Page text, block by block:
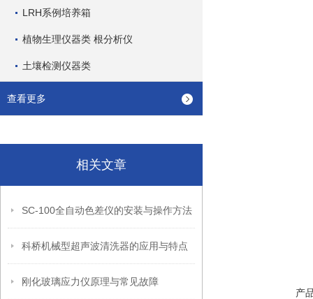
LRH系例培养箱
植物生理仪器类 根分析仪
土壤检测仪器类
查看更多
相关文章
SC-100全自动色差仪的安装与操作方法
科桥机械型超声波清洗器的应用与特点
刚化玻璃应力仪原理与常见故障
产